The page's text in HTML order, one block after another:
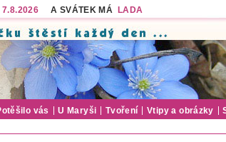
7.8.2026 A SVÁTEK MÁ LADA
vás U Maryši Tvoření Vtipy a obrázky